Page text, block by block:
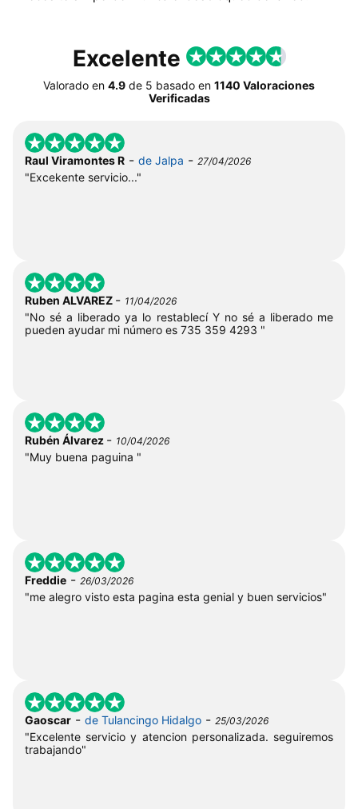
Excelente
Valorado en 4.9 de 5 basado en 1140 Valoraciones
Verificadas
Raul Viramontes R - de Jalpa - 27/04/2026
"Excekente servicio..."
Ruben ALVAREZ - 11/04/2026
"No sé a liberado ya lo restablecí Y no sé a liberado me
pueden ayudar mi número es 735 359 4293 "
Rubén Álvarez - 10/04/2026
"Muy buena paguina "
Freddie - 26/03/2026
"me alegro visto esta pagina esta genial y buen servicios"
Gaoscar - de Tulancingo Hidalgo - 25/03/2026
"Excelente servicio y atencion personalizada. seguiremos
trabajando"